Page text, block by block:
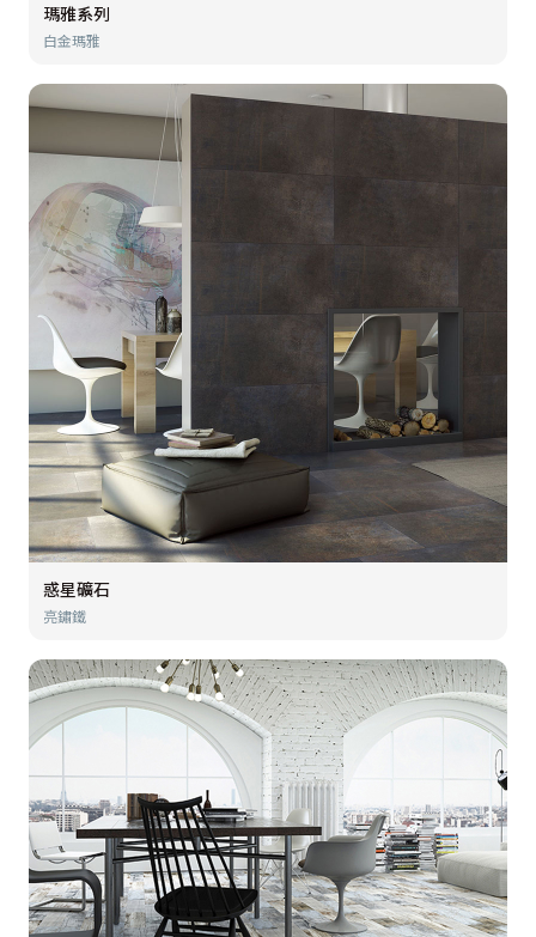
瑪雅系列
白金瑪雅
惑星礦石
亮鏽鐵